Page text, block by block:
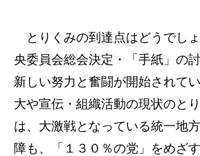
とりくみの到達点はどうでし
央委員会総会決定・「手紙」の
新しい努力と奮闘が開始されて
大や宣伝・組織活動の現状のと
は、大激戦となっている統一地
障も、「１３０％の党」をめざ